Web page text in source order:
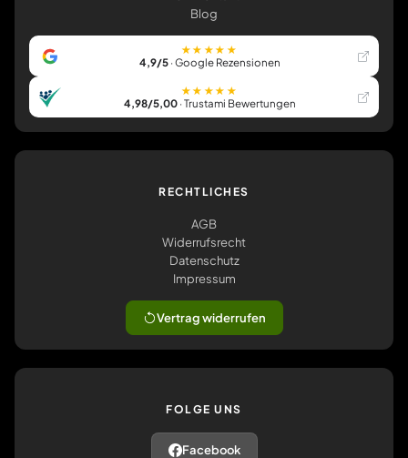
Blog
★★★★★
4,9/5· Google Rezensionen
★★★★★
4,98/5,00· Trustami Bewertungen
RECHTLICHES
AGB
Widerrufsrecht
Datenschutz
Impressum
Vertrag widerrufen
FOLGE UNS
Facebook